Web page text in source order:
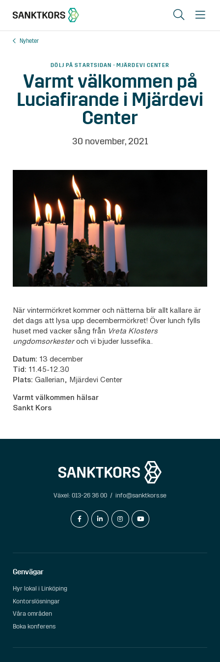
Sök
Områden
Erbjudande
Hyresgästinfo
In English
Nyheter
DÖLJ PÅ STARTSIDAN · MJÄRDEVI CENTER
Varmt välkommen på
Luciafirande i Mjärdevi
Center
30 november, 2021
När vintermörkret kommer och nätterna blir allt kallare är
det dags att lysa upp decembermörkret! Över lunch fylls
huset med vacker sång från Vreta Klosters
ungdomsorkesteroch vi bjuder lussefika.
Datum: 13 december
Tid: 11.45-12.30
Plats: Gallerian, Mjärdevi Center
Varmt välkommen hälsar
Sankt Kors
Växel: 013-26 36 00 / info@sanktkors.se
facebook-flinkedin-ininstagramyoutube
Genvägar
Hyr lokal i Linköping
Kontorslösningar
Våra områden
Boka konferens